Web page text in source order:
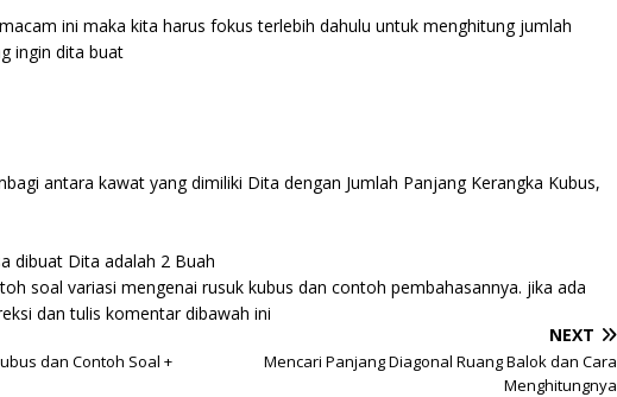
ini maka kita harus fokus terlebih dahulu untuk menghitung jumlah
ingin dita buat
antara kawat yang dimiliki Dita dengan Jumlah Panjang Kerangka Kubus,
dibuat Dita adalah 2 Buah
soal variasi mengenai rusuk kubus dan contoh pembahasannya. jika ada
dan tulis komentar dibawah ini
dan Contoh Soal +
NEXT
Mencari Panjang Diagonal Ruang Balok dan Cara
Menghitungnya